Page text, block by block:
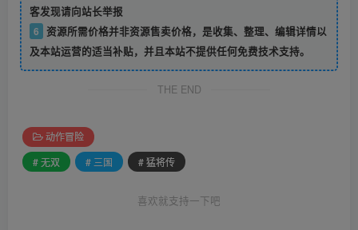
客发现请向站长举报
6
资源所需价格并非资源售卖价格，是收集、整理、编辑详情以
及本站运营的适当补贴，并且本站不提供任何免费技术支持。
THE END
动作冒险
# 无双
# 三国 # 猛将传
喜欢就支持一下吧